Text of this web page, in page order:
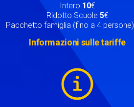
Intero 10€
Ridotto Scuole 5€
Pacchetto famiglia (fino a 4 persone)
Informazioni sulle tariffe